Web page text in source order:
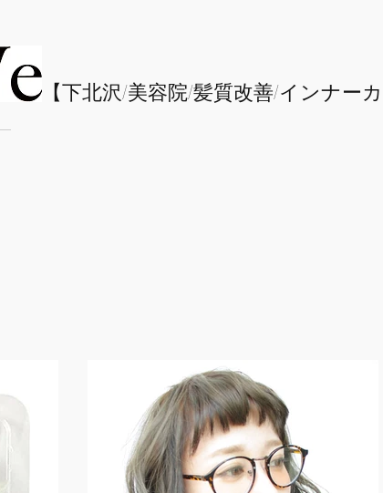
​【下北沢/美容院/髪質改善/インナー